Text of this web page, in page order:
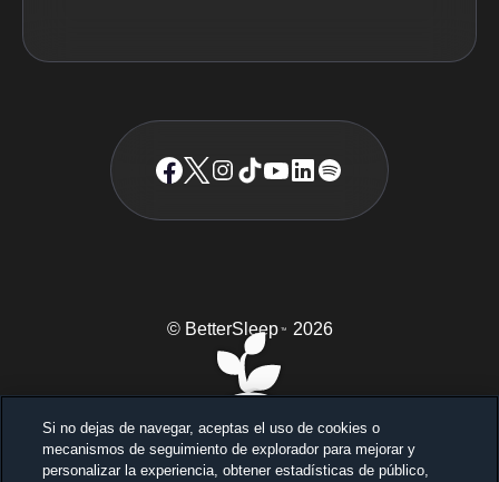
© BetterSleep TM 2026
Si no dejas de navegar, aceptas el uso de cookies o
mecanismos de seguimiento de explorador para mejorar y
personalizar la experiencia, obtener estadísticas de público,